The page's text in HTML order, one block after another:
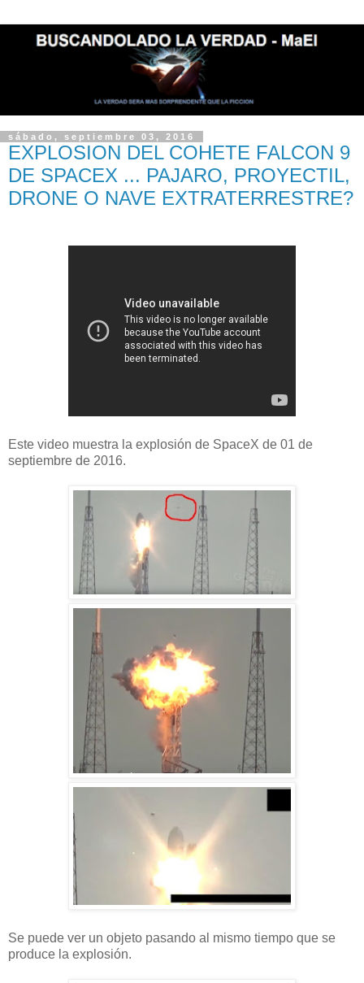
sábado, septiembre 03, 2016
EXPLOSION DEL COHETE FALCON 9
DE SPACEX ... PAJARO, PROYECTIL,
DRONE O NAVE EXTRATERRESTRE?
Este video muestra la explosión de SpaceX de 01 de
septiembre de 2016.
Se puede ver un objeto pasando al mismo tiempo que se
produce la explosión.